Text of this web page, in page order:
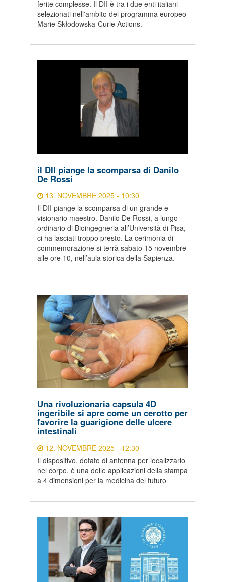
ferite complesse. Il DII è tra i due enti italiani
selezionati nell'ambito del programma europeo
Marie Skłodowska-Curie Actions.
il DII piange la scomparsa di Danilo
De Rossi
13. NOVEMBRE 2025 - 10:30
Il DII piange la scomparsa di un grande e
visionario maestro. Danilo De Rossi, a lungo
ordinario di Bioingegneria all’Università di Pisa,
ci ha lasciati troppo presto. La cerimonia di
commemorazione si terrà sabato 15 novembre
alle ore 10, nell’aula storica della Sapienza.
Una rivoluzionaria capsula 4D
ingeribile si apre come un cerotto per
favorire la guarigione delle ulcere
intestinali
12. NOVEMBRE 2025 - 12:30
Il dispositivo, dotato di antenna per localizzarlo
nel corpo, è una delle applicazioni della stampa
a 4 dimensioni per la medicina del futuro